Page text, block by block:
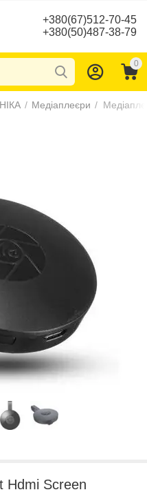
+380(67)512-70-45
+380(50)487-38-79
0
/ Медіаплеєри /
Hdmi Screen